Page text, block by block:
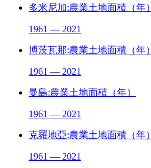
多米尼加:農業土地面積（年）
1961 — 2021
博茨瓦那:農業土地面積（年）
1961 — 2021
曼島:農業土地面積（年）
1961 — 2021
克羅地亞:農業土地面積（年）
1961 — 2021